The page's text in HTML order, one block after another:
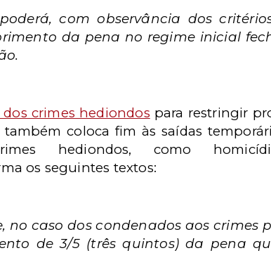
com observância dos
da pena no regime inicial
dos crimes hediondos para restringir
também coloca fim às saídas
hediondos, como
os seguintes textos:
no caso dos condenados aos crimes
de 3/5 (três quintos) da pena